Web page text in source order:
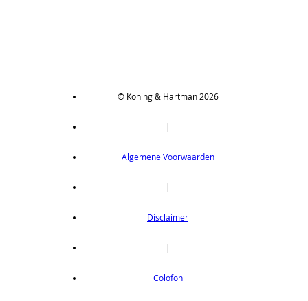
© Koning & Hartman 2026
|
Algemene Voorwaarden
|
Disclaimer
|
Colofon